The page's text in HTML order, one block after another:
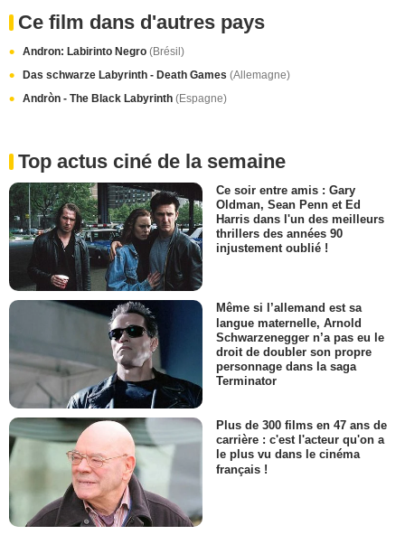
Ce film dans d'autres pays
Andron: Labirinto Negro (Brésil)
Das schwarze Labyrinth - Death Games (Allemagne)
Andròn - The Black Labyrinth (Espagne)
Top actus ciné de la semaine
Ce soir entre amis : Gary
Oldman, Sean Penn et Ed
Harris dans l'un des meilleurs
thrillers des années 90
injustement oublié !
Même si l’allemand est sa
langue maternelle, Arnold
Schwarzenegger n’a pas eu le
droit de doubler son propre
personnage dans la saga
Terminator
Plus de 300 films en 47 ans de
carrière : c'est l'acteur qu'on a
le plus vu dans le cinéma
français !